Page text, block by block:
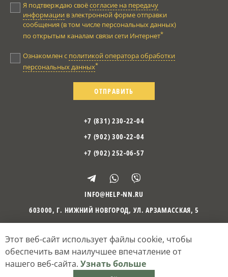
Я подтверждаю своёсогласие на передачу
информации в электронной форме отправки
сообщения (в том числе персональных данных)
по открытым каналам связи сети Интернет*
Ознакомлен с политикой оператора обработки
персональных данных*
ОТПРАВИТЬ
+7 (831) 230-22-04
+7 (902) 300-22-04
+7 (902) 252-06-57
INFO@HELP-NN.RU
603000, Г. НИЖНИЙ НОВГОРОД, УЛ. АРЗАМАССКАЯ, 5
©2010– 2026 Психологический центр «Отражение»
Политика оператора обработки персональных данных
Согласие на обработку персональных данных
Кибермеханика— разработка и поддержка сайтов
Этот веб-сайт использует файлы cookie, чтобы
обеспечить вам наилучшее впечатление от
нашего веб-сайта. Узнать больше